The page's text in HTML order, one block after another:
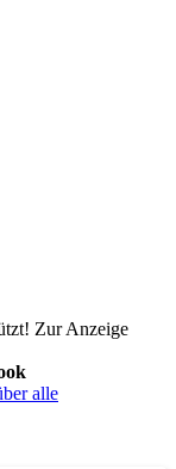
Zur Anzeige
alle